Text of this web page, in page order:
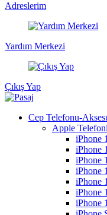
Adreslerim
Yardım Merkezi
Çıkış Yap
Cep Telefonu-
Apple
iPhone
iPhone
iPhone
iPhone
iPhone
iPhone
iPhone